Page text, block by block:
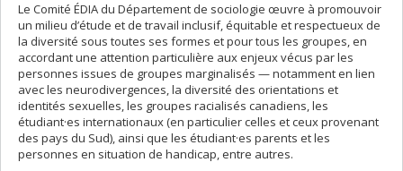
Le Comité ÉDIA du Département de sociologie œuvre à promouvoir
un milieu d’étude et de travail inclusif, équitable et respectueux de
la diversité sous toutes ses formes et pour tous les groupes, en
accordant une attention particulière aux enjeux vécus par les
personnes issues de groupes marginalisés — notamment en lien
avec les neurodivergences, la diversité des orientations et
identités sexuelles, les groupes racialisés canadiens, les
étudiant·es internationaux (en particulier celles et ceux provenant
des pays du Sud), ainsi que les étudiant·es parents et les
personnes en situation de handicap, entre autres.